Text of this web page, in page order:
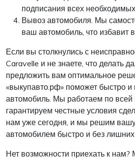
подписания всех
Вывоз автомобиля. Мы
ваш автомобиль, что избавит
Если вы столкнулись с
Caravelle и не знаете, что делать
предложить вам оптимальное
«выкупавто.рф» поможет быстро
автомобиль. Мы работаем по всей
гарантируем честные условия
нам уже сегодня, и мы решим
автомобилем быстро и без лишних
Нет возможности приехать к